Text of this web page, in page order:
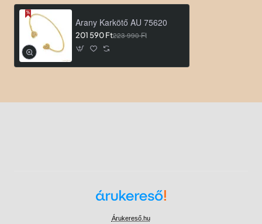
Arany Karkötő AU 75620
201 590 Ft223 990 Ft
Árukereső.hu